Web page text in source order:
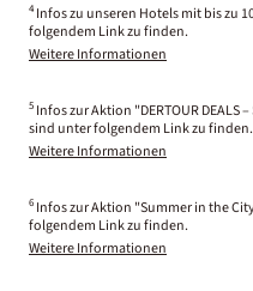
4 Infos zu unseren Hotels mit bis zu
folgendem Link zu finden.
Weitere Informationen
5 Infos zur Aktion "DERTOUR DEALS
sind unter folgendem Link zu finden.
Weitere Informationen
6 Infos zur Aktion "Summer in the
folgendem Link zu finden.
Weitere Informationen